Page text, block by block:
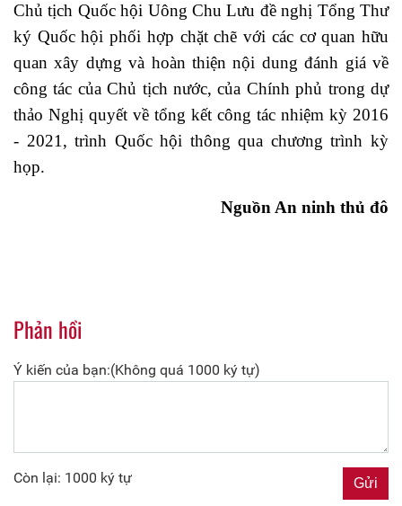
Chủ tịch Quốc hội Uông Chu Lưu đề nghị Tổng Thư
ký Quốc hội phối hợp chặt chẽ với các cơ quan hữu
quan xây dựng và hoàn thiện nội dung đánh giá về
công tác của Chủ tịch nước, của Chính phủ trong dự
thảo Nghị quyết về tổng kết công tác nhiệm kỳ 2016
- 2021, trình Quốc hội thông qua chương trình kỳ
họp.
Nguồn An ninh thủ đô
Phản hồi
Ý kiến của bạn:(Không quá 1000 ký tự)
Còn lại: 1000 ký tự